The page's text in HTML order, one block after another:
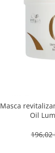
Masca
Oil